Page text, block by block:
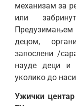
механизам за
или
децом,
запослени /
науде деци и
уколико до
Ужички центар